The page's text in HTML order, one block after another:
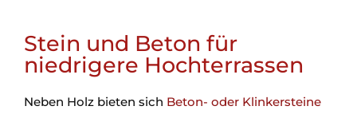
Stein und Beton für
niedrigere Hochterrassen
Neben Holz bieten sich Beton- oder Klinkersteine